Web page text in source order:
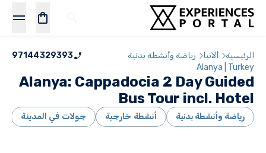
الرئيسية ألانيا رياضة وأنشطة بدنية
97144329393
Alanya | Turkey
Alanya: Cappadocia 2 Day Guided
Bus Tour incl. Hotel
رياضة وأنشطة بدنية أنشطة خارجية جولات في المدينة